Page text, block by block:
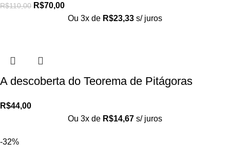
R$110,00 R$70,00
Ou 3x de R$23,33 s/ juros
A descoberta do Teorema de Pitágoras
R$44,00
Ou 3x de R$14,67 s/ juros
-32%